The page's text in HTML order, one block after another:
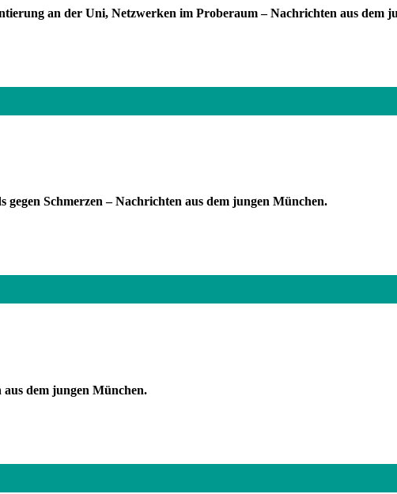
an der Uni, Netzwerken im Proberaum – Nachrichten aus dem
Schmerzen – Nachrichten aus dem jungen München.
dem jungen München.